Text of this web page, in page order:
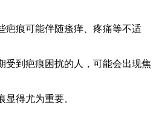
痕可能伴随瘙痒、疼痛等不适
到疤痕困扰的人，可能会出现焦
得尤为重要。